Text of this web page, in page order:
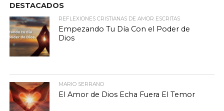
DESTACADOS
REFLEXIONES CRISTIANAS DE AMOR ESCRITAS
Empezando Tu Día Con el Poder de
Dios
MARIO SERRANO
El Amor de Dios Echa Fuera El Temor